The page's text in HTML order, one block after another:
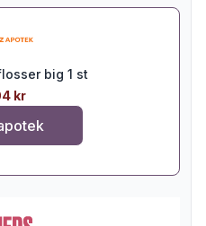
big 1 st
kr